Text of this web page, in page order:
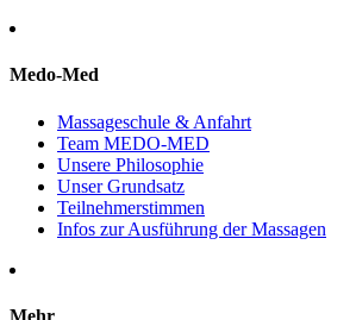
Medo-Med
Massageschule & Anfahrt
Team MEDO-MED
Unsere Philosophie
Unser Grundsatz
Teilnehmerstimmen
Infos zur Ausführung der Massagen
Mehr